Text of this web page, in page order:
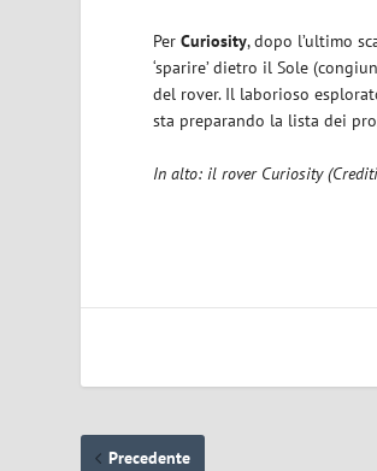
PerCuriosity, dopo l’ultimo
‘sparire’ dietro il Sole
del rover. Il laborioso
sta preparando la lista dei
In alto: il rover Curiosity
Precedente